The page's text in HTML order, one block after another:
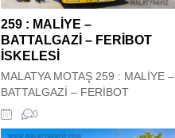
SAATLERİ
259 : MALİYE –
BATTALGAZİ – FERİBOT
İSKELESİ
MALATYA MOTAŞ 259 : MALİYE –
BATTALGAZİ – FERİBOT
İSKELESİ OTOBÜS HAREKET
SAATLERİ Malatya Motaş Şehir içi
0